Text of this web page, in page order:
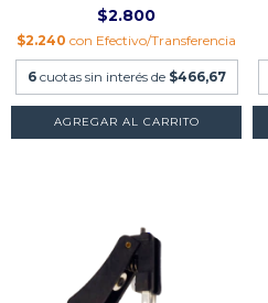
$2.800
$2.240 con Efectivo/Transferencia
6 cuotas sin interés de $466,67